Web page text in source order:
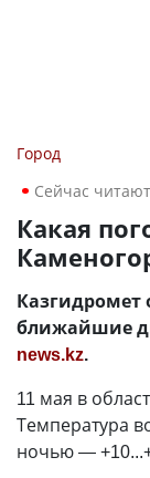
Город
Сейчас
Какая
Казгидромет
ближайшие
news.kz.
11 мая в
Температура
ночью —